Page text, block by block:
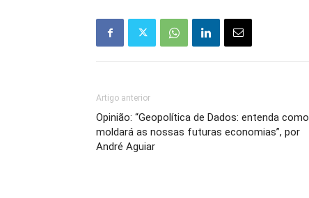
Artigo anterior
Opinião: “Geopolítica de Dados: entenda como
moldará as nossas futuras economias”, por
André Aguiar